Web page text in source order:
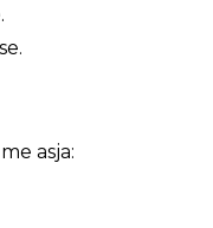
asja: